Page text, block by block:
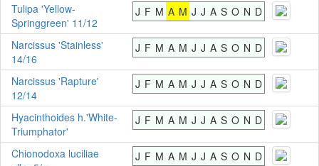
Tulipa 'Yellow-
Springgreen' 11/12
J F M A M J J A S O N D
Narcissus 'Stainless'
14/16
J F M A M J J A S O N D
Narcissus 'Rapture'
12/14
J F M A M J J A S O N D
Hyacinthoides h.'White-
Triumphator'
J F M A M J J A S O N D
Chionodoxa luciliae
J F M A M J J A S O N D